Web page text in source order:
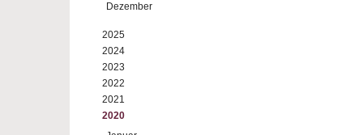
Dezember
2025
2024
2023
2022
2021
2020